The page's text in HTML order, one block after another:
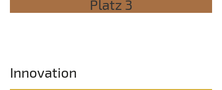
Platz 3
Innovation